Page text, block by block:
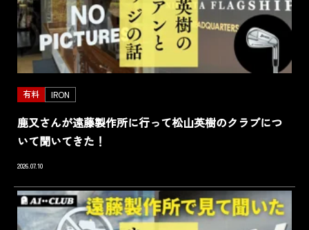
有料 IRON
鹿又さんが遠藤製作所に行って松山英樹のクラブにつ
いて聞いてきた！
2026.07.10